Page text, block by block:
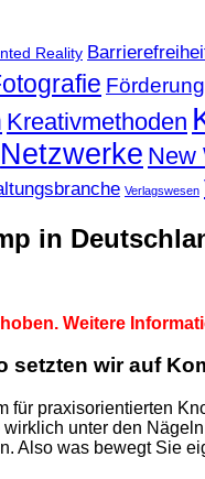
Reality
Förderung
Kreativmethoden
Netzwerke New
Verlagswesen
in
Weitere
wir auf
für praxisorientierten
unter den
Also was bewegt Sie